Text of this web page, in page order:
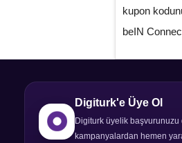
kupon
beIN
Digiturk'e Üye Ol
Digiturk üyelik
kampanyalardan hemen